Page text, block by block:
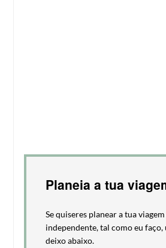
Planeia a tua
Se quiseres planear a tua
independente, tal como eu faço,
deixo abaixo.